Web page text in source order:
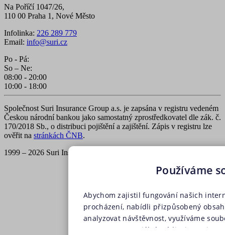
Na Poříčí 1047/26,
110 00 Praha 1, Nové Město
Infolinka: 226 289 779
Email: info@suri.cz
Po - Pá:
So – Ne:
08:00 - 20:00
10:00 - 18:00
Společnost Suri Insurance Group a.s. je zapsána v registru vedeném
Českou národní bankou jako samostatný zprostředkovatel dle zák. č.
170/2018 Sb., o distribuci pojištění a zajištění. Zápis v registru lze
ověřit na stránkách ČNB.
1999 – 2026 Suri Insurance Group a.s., všechna práva vyhrazena
Používáme
Abychom zajistil fungování našich
procházení, nabídli přizpůsobený
analyzovat návštěvnost, využíváme
partnery pro sociální média, inzerci a